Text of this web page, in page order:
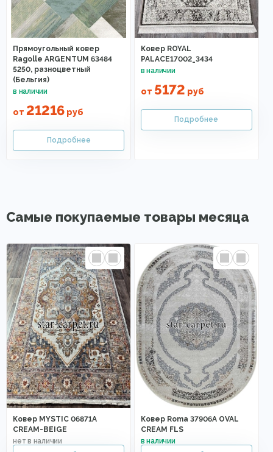
Прямоугольный ковер
Ragolle ARGENTUM 63484
5250, разноцветный
(Бельгия)
от 21216 руб
Ковер ROYAL
PALACE17002_3434
от 5172 руб
Самые покупаемые товары месяца
Ковер MYSTIC 06871A
CREAM-BEIGE
Ковер Roma 37906A OVAL
CREAM FLS